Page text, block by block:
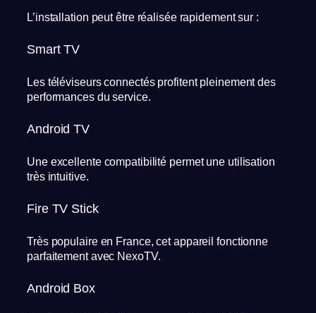
L’installation peut être réalisée rapidement sur :
Smart TV
Les téléviseurs connectés profitent pleinement des
performances du service.
Android TV
Une excellente compatibilité permet une utilisation
très intuitive.
Fire TV Stick
Très populaire en France, cet appareil fonctionne
parfaitement avec NexoTV.
Android Box